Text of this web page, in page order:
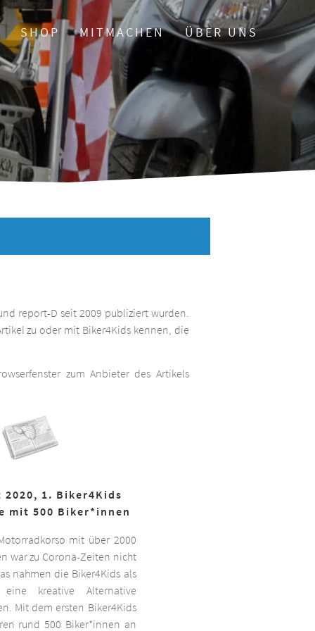
SHOP MITMACHEN ÜBER UNS
report-D seit 2009 publiziert wurden.
zu oder mit Biker4Kids kennen, die
zum Anbieter des Artikels
2020, 1. Biker4Kids
mit 500 Biker*innen
mit über 2000
war zu Corona-Zeiten nicht
nahmen die Biker4Kids als
kreative Alternative
Mit dem ersten Biker4Kids
rund 500 Biker*innen an